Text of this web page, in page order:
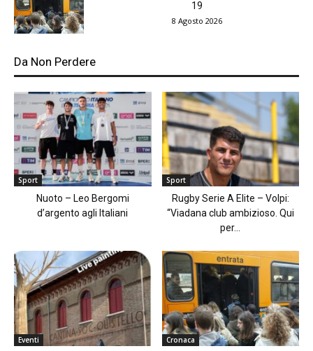
19
8 Agosto 2026
Da Non Perdere
Sport
Nuoto – Leo Bergomi
d’argento agli Italiani
Sport
Rugby Serie A Elite – Volpi:
“Viadana club ambizioso. Qui
per...
Eventi Cronaca